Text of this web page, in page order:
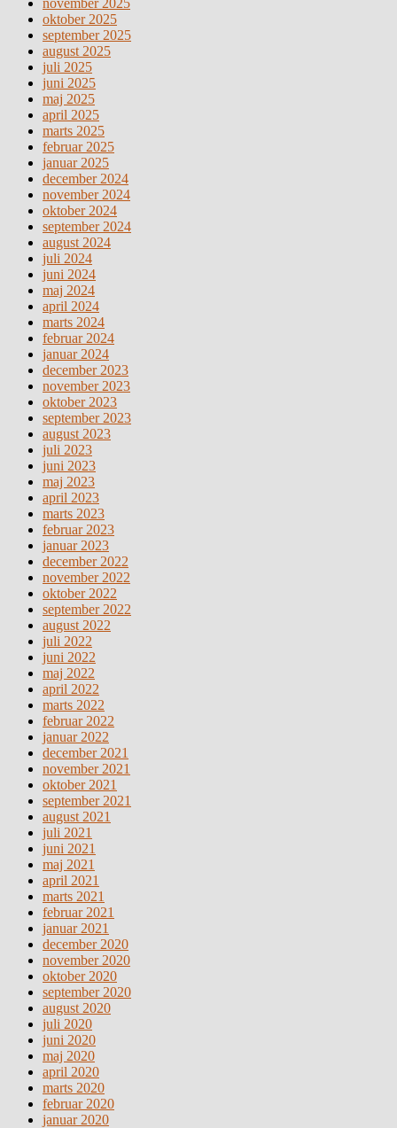
oktober 2025
september 2025
august 2025
juli 2025
juni 2025
maj 2025
april 2025
marts 2025
februar 2025
januar 2025
december 2024
november 2024
oktober 2024
september 2024
august 2024
juli 2024
juni 2024
maj 2024
april 2024
marts 2024
februar 2024
januar 2024
december 2023
november 2023
oktober 2023
september 2023
august 2023
juli 2023
juni 2023
maj 2023
april 2023
marts 2023
februar 2023
januar 2023
december 2022
november 2022
oktober 2022
september 2022
august 2022
juli 2022
juni 2022
maj 2022
april 2022
marts 2022
februar 2022
januar 2022
december 2021
november 2021
oktober 2021
september 2021
august 2021
juli 2021
juni 2021
maj 2021
april 2021
marts 2021
februar 2021
januar 2021
december 2020
november 2020
oktober 2020
september 2020
august 2020
juli 2020
juni 2020
maj 2020
april 2020
marts 2020
februar 2020
januar 2020